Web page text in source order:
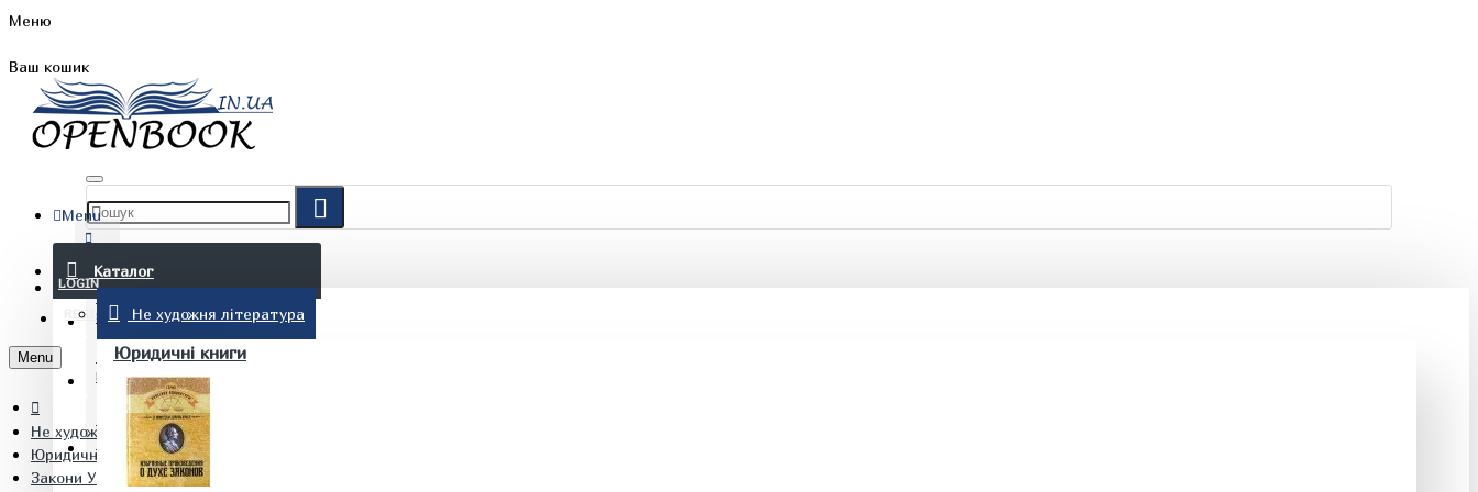
Меню
Ваш кошик
БЛОГ
КОНТАКТИ
(097) 015 28 90
Menu
Каталог
Не художня література
Юридичні книги
LOGIN
REGISTER
Menu
Не художня література
Юридичні книги
Закони України. Нормативні правові акти